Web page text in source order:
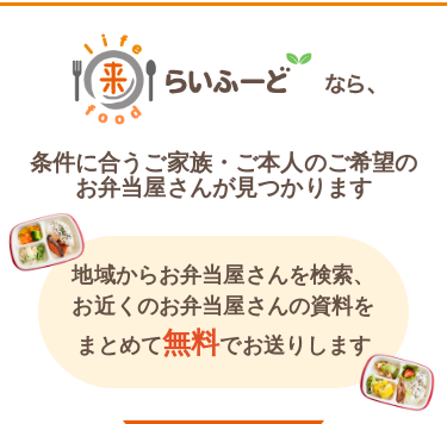
条件に合うご家族・ご本人のご希望の
お弁当屋さんが見つかります
地域からお弁当屋さんを検索、
お近くのお弁当屋さんの資料を
まとめて無料でお送りします